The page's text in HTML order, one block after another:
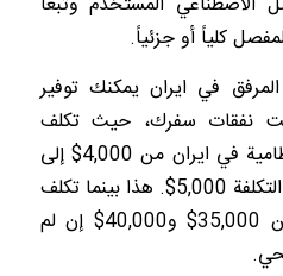
كلياً أو جزئياً.
في ايران يمكنك توفير
أضفت نفقات سفرك، حيث تكلف
جراحة استبدال المفصل النظامية في ايران من 4,000$ إلى
7,000$ بحيث يبلغ وسطي التكلفة 5,000$. هذا بينما تكلف
نفس العملية في أمريكا بين 35,000$ و40,000$ إن لم